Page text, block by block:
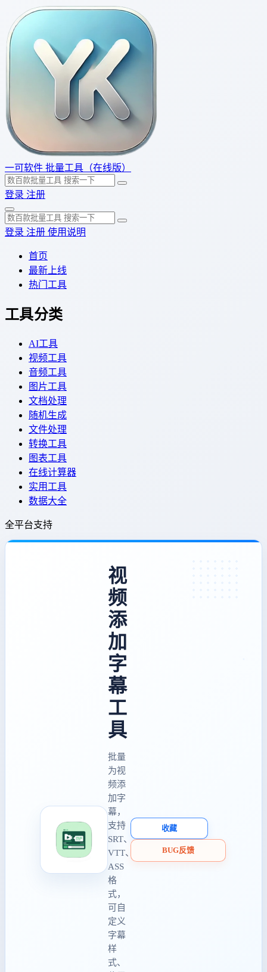
一可软件 批量工具（在线版）
登录 注册
登录 注册 使用说明
首页
最新上线
热门工具
工具分类
AI工具
视频工具
音频工具
图片工具
文档处理
随机生成
文件处理
转换工具
图表工具
在线计算器
实用工具
数据大全
全平台支持
视
频
添
加
字
幕
工
具
批量
为视
频添
加字
幕，
支持
SRT、
VTT、
ASS
格
式，
可自
定义
字幕
样
式、
收藏
BUG反馈